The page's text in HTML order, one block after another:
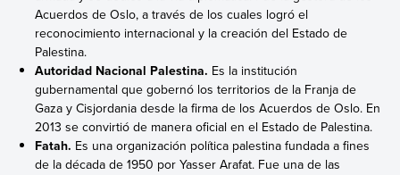
Acuerdos de Oslo, a través de los cuales logró el
reconocimiento internacional y la creación del Estado de
Palestina.
Autoridad Nacional Palestina. Es la institución
gubernamental que gobernó los territorios de la Franja de
Gaza y Cisjordania desde la firma de los Acuerdos de Oslo. En
2013 se convirtió de manera oficial en el Estado de Palestina.
Fatah. Es una organización política palestina fundada a fines
de la década de 1950 por Yasser Arafat. Fue una de las